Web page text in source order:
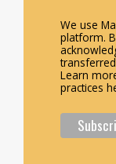
We use
platform.
Learn
practices